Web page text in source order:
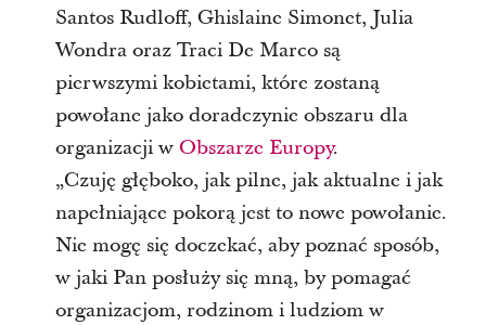
Santos Rudloff, Ghislaine Simonet, Julia
Wondra oraz Traci De Marco są
pierwszymi kobietami, które zostaną
powołane jako doradczynie obszaru dla
organizacji w Obszarze Europy.
„Czuję głęboko, jak pilne, jak aktualne i jak
napełniające pokorą jest to nowe powołanie.
Nie mogę się doczekać, aby poznać sposób,
w jaki Pan posłuży się mną, by pomagać
organizacjom, rodzinom i ludziom w